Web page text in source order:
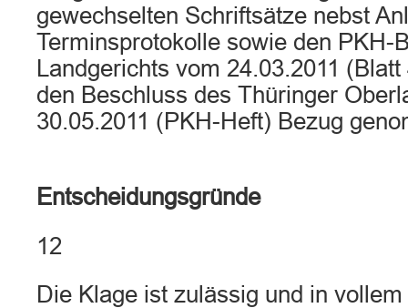
gewechselten Schriftsätze nebst
Terminsprotokolle sowie den PKH-
Landgerichts vom 24.03.2011
den Beschluss des Thüringer
30.05.2011 (PKH-Heft) Bezug
Entscheidungsgründe
12
Die Klage ist zulässig und in